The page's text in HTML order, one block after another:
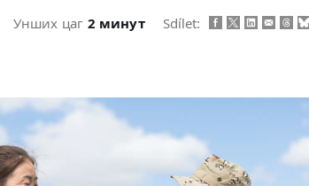
Унших цаг 2 минут Sdílet: